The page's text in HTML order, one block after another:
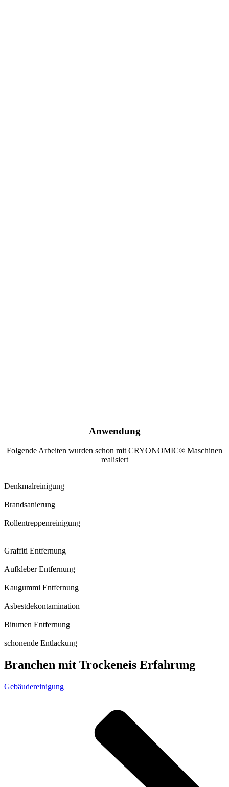
Anwendung
Folgende Arbeiten wurden schon mit CRYONOMIC® Maschinen
realisiert
Denkmalreinigung
Brandsanierung
Rollentreppenreinigung
Graffiti Entfernung
Aufkleber Entfernung
Kaugummi Entfernung
Asbestdekontamination
Bitumen Entfernung
schonende Entlackung
Branchen mit Trockeneis Erfahrung
Gebäudereinigung